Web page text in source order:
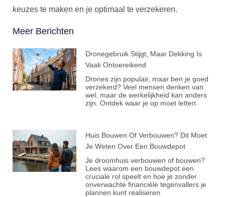
keuzes te maken en je optimaal te verzekeren.
Meer Berichten
Dronegebruik Stijgt, Maar Dekking Is
Vaak Ontoereikend
Drones zijn populair, maar ben je goed
verzekerd? Veel mensen denken van
wel, maar de werkelijkheid kan anders
zijn. Ontdek waar je op moet letten.
Huis Bouwen Of Verbouwen? Dit Moet
Je Weten Over Een Bouwdepot
Je droomhuis verbouwen of bouwen?
Lees waarom een bouwdepot een
cruciale rol speelt en hoe je zonder
onverwachte financiële tegenvallers je
plannen kunt realiseren.